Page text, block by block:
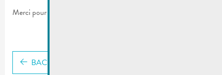
Merci pour votre compréhension
BACK